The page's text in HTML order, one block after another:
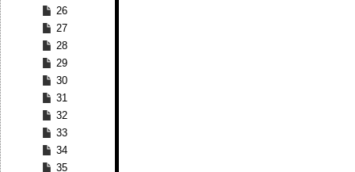
26
27
28
29
30
31
32
33
34
35